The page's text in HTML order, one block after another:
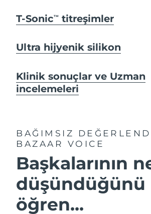
T-SonicTM titreşimler
Ultra hijyenik silikon
Klinik sonuçlar ve Uzman
incelemeleri
BAĞIMSIZ
BAZAAR VOICE
Başkalarının
düşündüğünü
öğren...